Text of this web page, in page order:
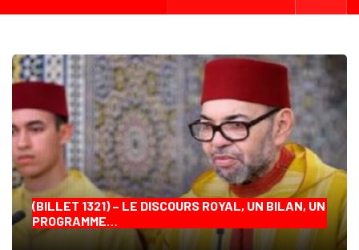
(BILLET 1321) – LE DISCOURS ROYAL, UN BILAN, UN
PROGRAMME…